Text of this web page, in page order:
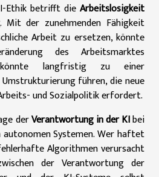
Ethik betrifft die Arbeitslosigkeit
. Mit der zunehmenden Fähigkeit
Arbeit zu ersetzen, könnte
des Arbeitsmarktes
könnte langfristig zu einer
führen, die neue
und Sozialpolitik erfordert.
derVerantwortung in der KIbei
autonomen Systemen. Wer haftet
Algorithmen verursacht
der Verantwortung der